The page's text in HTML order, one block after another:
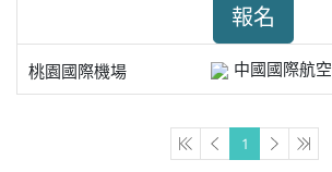
桃園國際機場 中國國際航空
報名
1